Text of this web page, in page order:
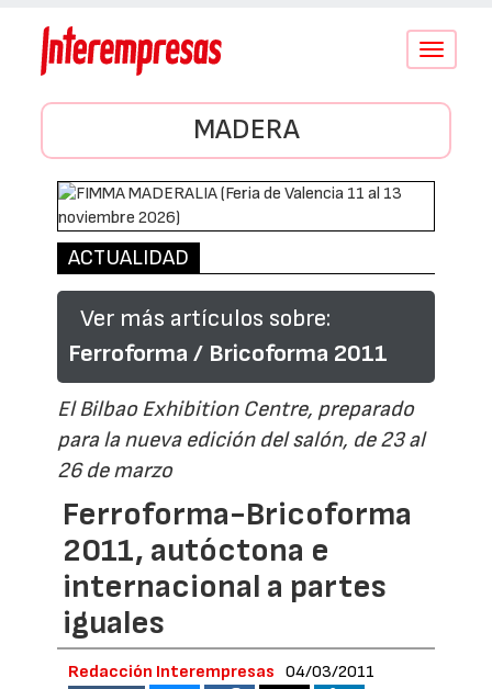
Conmutar
MADERA
ACTUALIDAD
Ver más artículos sobre:
Ferroforma / Bricoforma 2011
El Bilbao Exhibition Centre, preparado
para la nueva edición del salón, de 23 al
26 de marzo
Ferroforma-Bricoforma
2011, autóctona e
internacional a partes
iguales
Redacción Interempresas 04/03/2011